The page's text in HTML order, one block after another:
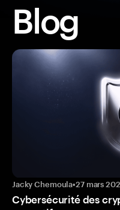
Blog
Jacky Chemoula•27 mars
Cybersécurité des